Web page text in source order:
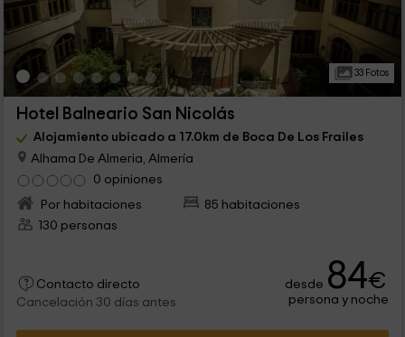
33 Fotos
Hotel Balneario San Nicolás
Alojamiento ubicado a 17.0km de Boca De Los Frailes
Alhama De Almeria, Almería
0 opiniones
Por habitaciones
85 habitaciones
130 personas
Contacto directo
Cancelación 30 días antes
desde 84€
persona y noche